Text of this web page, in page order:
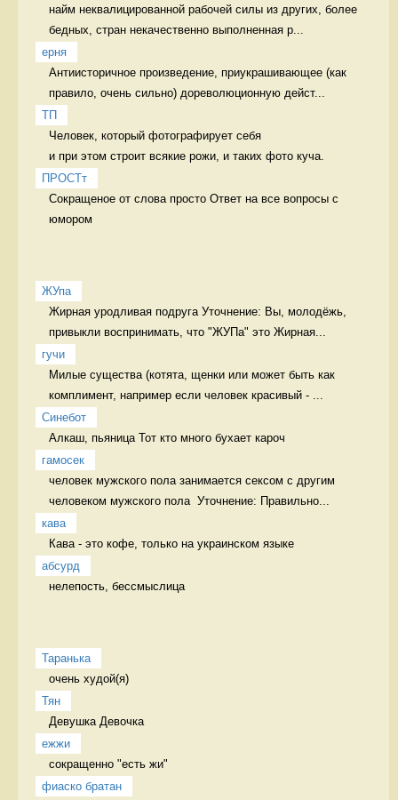
найм неквалицированной рабочей силы из других, более
бедных, стран некачественно выполненная р...
ерня
Антиисторичное произведение, приукрашивающее (как
правило, очень сильно) дореволюционную дейст...
ТП
Человек, который фотографирует себя
и при этом строит всякие рожи, и таких фото куча.
ПРОСТт
Сокращеное от слова просто Ответ на все вопросы с
юмором
ЖУпа
Жирная уродливая подруга Уточнение: Вы, молодёжь,
привыкли воспринимать, что "ЖУПа" это Жирная...
гучи
Милые существа (котята, щенки или может быть как
комплимент, например если человек красивый - ...
Синебот
Алкаш, пьяница Тот кто много бухает кароч
гамосек
человек мужского пола занимается сексом с другим
человеком мужского пола  Уточнение: Правильно...
кава
Кава - это кофе, только на украинском языке
абсурд
нелепость, бессмыслица
Таранька
очень худой(я)
Тян
Девушка Девочка
ежжи
сокращенно "есть жи"
фиаско братан